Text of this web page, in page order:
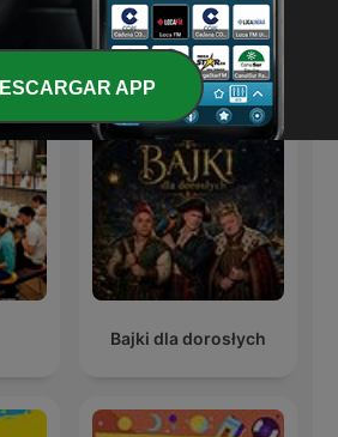
internacionales de Ocio
Bajki dla dorosłych
APP